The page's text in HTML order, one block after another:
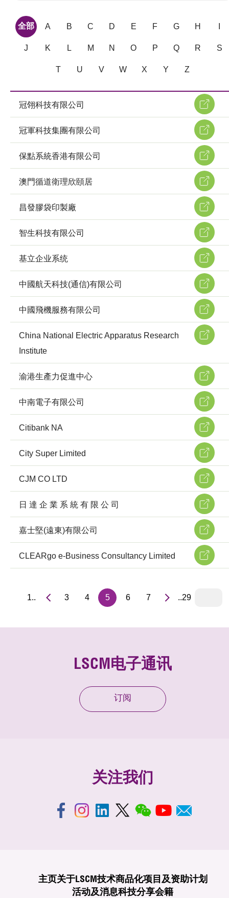
全部 A B C D E F G H
J K L M N O P Q R S
T U V W X Y Z
冠翎科技有限公司
冠軍科技集團有限公司
保點系統香港有限公司
澳門循道衛理欣頤居
昌發膠袋印製廠
智生科技有限公司
基立企业系统
中國航天科技(通信)有限公司
中國飛機服務有限公司
China National Electric Apparatus Research
Institute
渝港生產力促進中心
中南電子有限公司
Citibank NA
City Super Limited
CJM CO LTD
日 達 企 業 系 統 有 限 公 司
嘉士堅(遠東)有限公司
CLEARgo e-Business Consultancy Limited
1.. 3 4 5 6 7 ..29
LSCM电子通讯
订阅
关注我们
主页关于LSCM技术商品化项目及资助计划
活动及消息科技分享会籍